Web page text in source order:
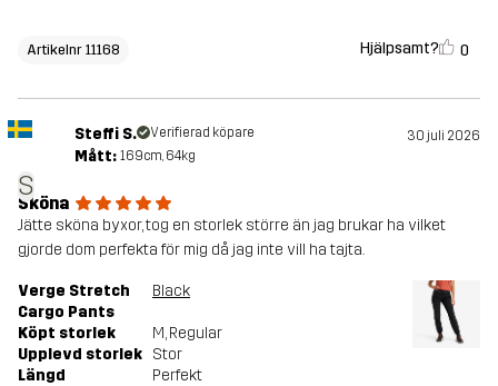
Artikelnr 11168 Hjälpsamt? 0
S
Steffi S. Verifierad köpare 30 juli 2026
Mått: 169cm, 64kg
Sköna
Jätte sköna byxor, tog en storlek större än jag brukar ha vilket
gjorde dom perfekta för mig då jag inte vill ha tajta.
Verge Stretch
Cargo Pants
Black
Köpt storlek M, Regular
Upplevd storlek Stor
Längd
Perfekt